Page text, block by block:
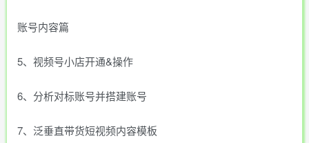
账号内容篇
5、视频号小店开通&操作
6、分析对标账号并搭建账号
7、泛垂直带货短视频内容模板